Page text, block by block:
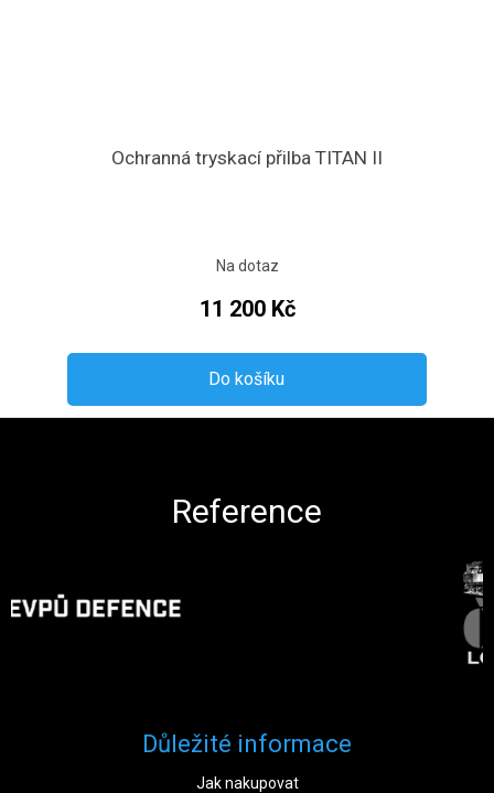
Ochranná tryskací přilba TITAN II
Na dotaz
11 200 Kč
Do košíku
Reference
Důležité informace
Jak nakupovat